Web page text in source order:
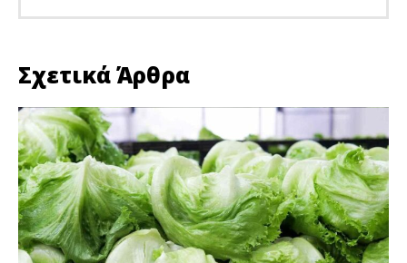
Σχετικά Άρθρα